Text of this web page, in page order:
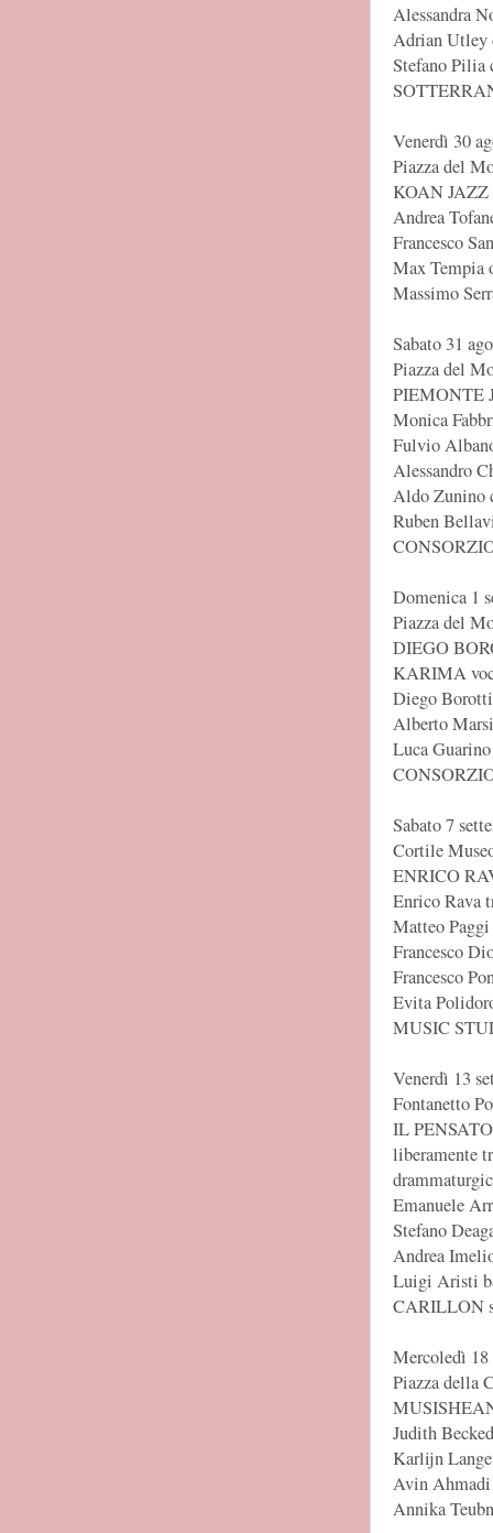
Alessandra
Adrian Utley
Stefano Pilia
Venerdì 30
Piazza del
KOAN
Andrea
Francesco
Max Tempia
Massimo
Sabato 31
Piazza del
PIEMONTE
Monica
Fulvio
Alessandro
Aldo Zunino
Ruben
Domenica 1
Piazza del
DIEGO
KARIMA
Diego
Alberto
Luca
Sabato 7
Cortile
ENRICO
Enrico Rava
Matteo
Francesco
Francesco
Evita
MUSIC
Venerdì 13
Fontanetto
IL
liberamente
Emanuele
Stefano
Andrea
Luigi Aristi
CARILLON
Mercoledì 18
Piazza della
Judith
Karlijn
Avin
Annika